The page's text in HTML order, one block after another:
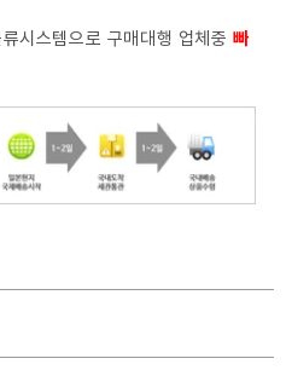
시스템으로 구매대행 업체중빠